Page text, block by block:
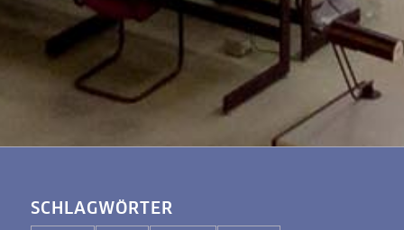
SCHLAGWÖRTER